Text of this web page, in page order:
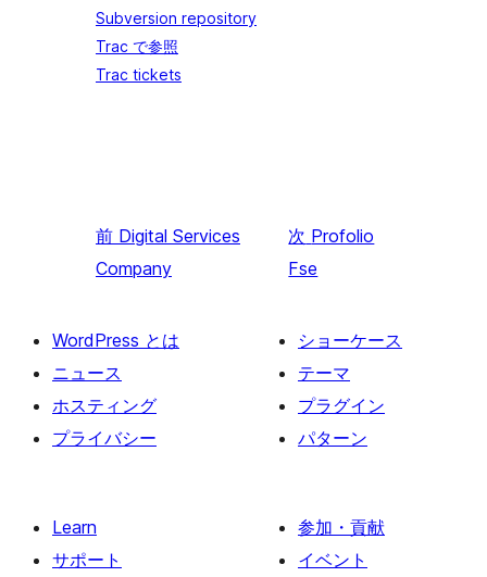
Subversion repository
Trac で参照
Trac tickets
前 Digital Services
Company
次 Profolio
Fse
WordPress とは
ニュース
ホスティング
プライバシー
ショーケース
テーマ
プラグイン
パターン
Learn
サポート
参加・貢献
イベント